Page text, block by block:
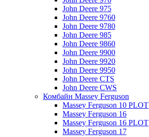
John Deere 975
John Deere 9760
John Deere 9780
John Deere 985
John Deere 9860
John Deere 9900
John Deere 9920
John Deere 9950
John Deere CTS
John Deere CWS
Комбайн Massey Ferguson
Massey Ferguson 10 PLOT
Massey Ferguson 16
Massey Ferguson 16 PLOT
Massey Ferguson 17